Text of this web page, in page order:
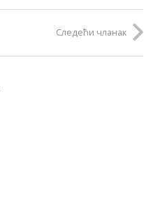
Следећи чланак